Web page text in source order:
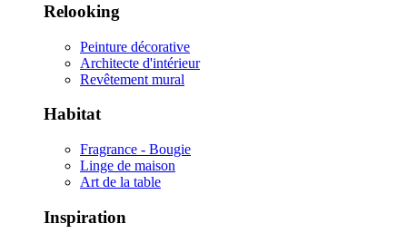
Relooking
Peinture décorative
Architecte d'intérieur
Revêtement mural
Habitat
Fragrance - Bougie
Linge de maison
Art de la table
Inspiration